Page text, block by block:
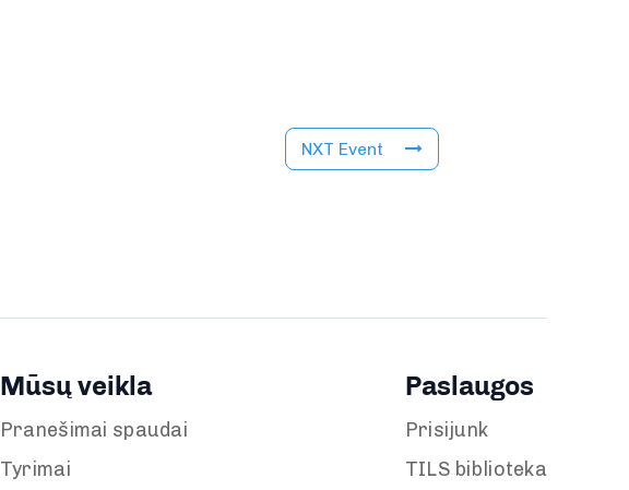
NXT Event
Mūsų veikla
Pranešimai spaudai
Tyrimai
Paslaugos
Prisijunk
TILS biblioteka